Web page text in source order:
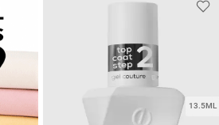
13.5ML